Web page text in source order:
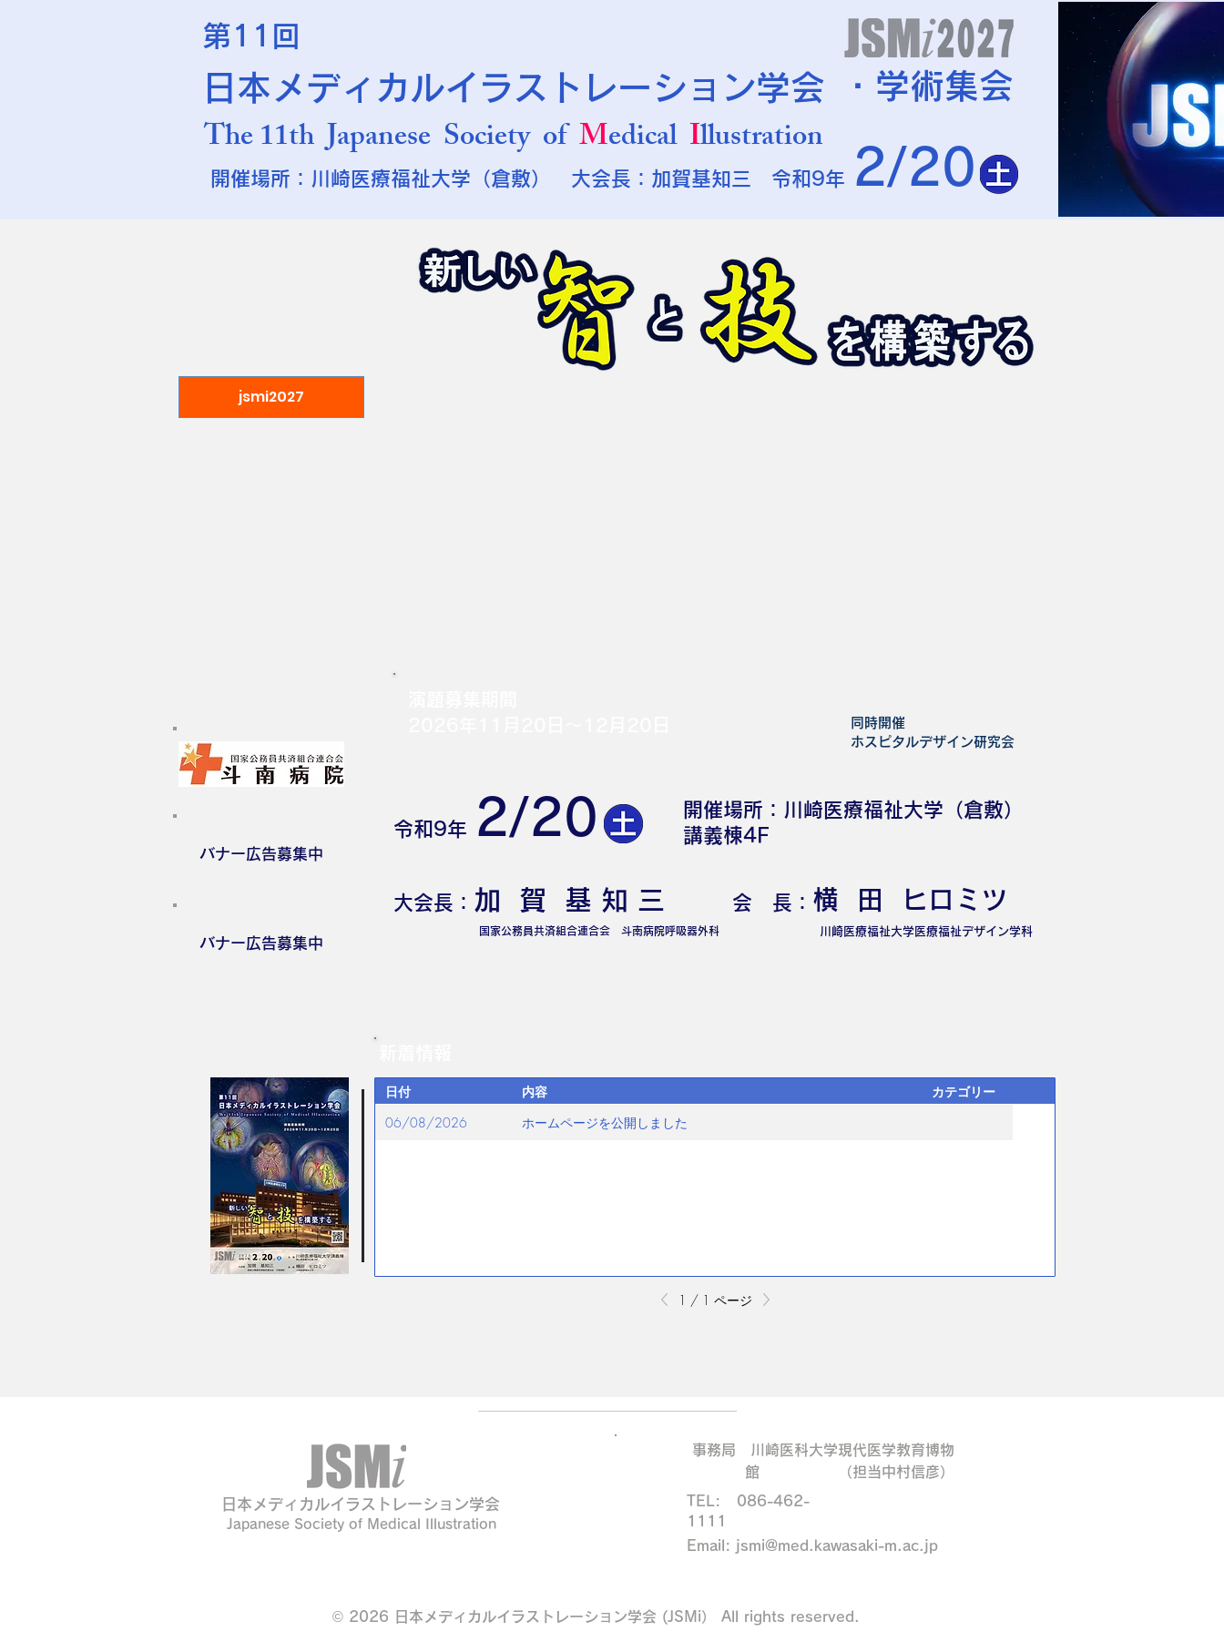
第11回
日本メディカルイラストレーション学会 ・学術集会
The 11th Japanese Society ofMedicalIllustration
開催場所：川崎医療福祉大学（倉敷） 大会長：加賀基知三 令和9年 2/20
jsmi2027
バナー広告募集中
バナー広告募集中
令和9年 2/20
会 長： 横 田 ヒロミツ
川崎医療福祉大学医療福祉デザイン学科
大会長： 加 賀 基 知 三
国家公務員共済組合連合会 斗南病院呼吸器外科
開催場所：川崎医療福祉大学（倉敷）
​講義棟4F
同時開催
​ホスピタルデザイン研究会
日付 内容
カテゴリー
06/08/2026
ホームページを公開しました
1 / 1 ページ
Japanese Society of Medical Illustration
日本メディカルイラストレーション学会
事務局 川崎医科大学現代医学教育博物
館
（担当中村信彦）
TEL: 086-462-
1111
Email: jsmi@med.kawasaki-m.ac.jp
© 2026 日本メディカルイラストレーション学会 (JSMi） All rights reserved.